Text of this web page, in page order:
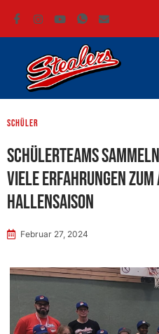
Schüler
Schülerteams
viele Erfahrungen
Hallensaison
Februar 27, 2024